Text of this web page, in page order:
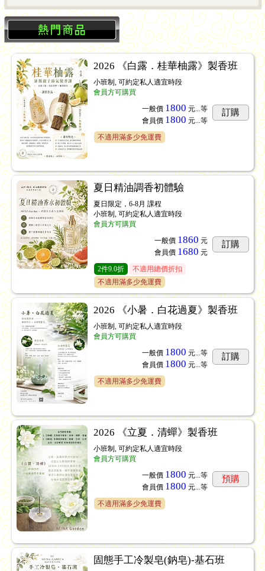
2026 《白露．桂華柚露》製香班
小班制, 可約定私人適宜時段
會員方可購買
一般價 1800 元...等
會員價 1800 元...等
訂購
不適用滿多少免運費
夏日精油調香初體驗
夏日限定，6-8月 課程
小班制, 可約定私人適宜時段
會員方可購買
一般價 1860 元
會員價 1680 元
訂購
2件9.0折
不適用總價折扣
不適用滿多少免運費
2026 《小暑．白花過夏》製香班
小班制, 可約定私人適宜時段
會員方可購買
一般價 1800 元...等
會員價 1800 元...等
訂購
不適用滿多少免運費
2026 《立夏．清蟬》製香班
小班制, 可約定私人適宜時段
會員方可購買
一般價 1800 元...等
會員價 1800 元...等
預購
不適用滿多少免運費
固態手工冷製皂(鈉皂)-基石班